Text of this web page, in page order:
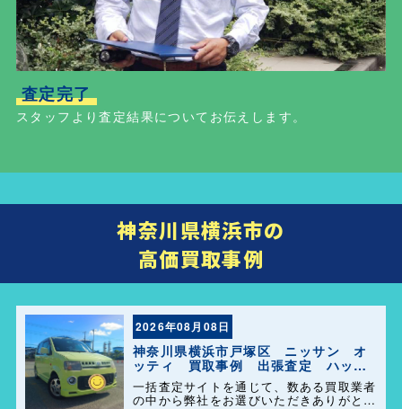
査定完了
スタッフより査定結果についてお伝えします。
神奈川県横浜市の
高価買取事例
2026年08月08日
神奈川県横浜市戸塚区 ニッサン オ
ッティ 買取事例 出張査定 ハッピ
ーカーズ港南店！
一括査定サイトを通じて、数ある買取業者
の中から弊社をお選びいただきありがとう